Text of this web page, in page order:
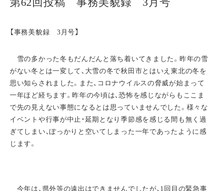
【事務美貌録 3月号】
雪の多かった冬もだんだんと落ち着いてきました。昨年の雪
がない冬とは一変して、大雪の冬で秋田市とはいえ東北の冬を
思い知らされました。また、コロナウイルスの脅威が始まって
一年ほど経ちます。昨年の今頃は、恐怖を感じながらもここま
で先の見えない事態になるとは思っていませんでした。様々な
イベントや行事が中止・延期となり季節感を感じる間も無く過
ぎてしまい、ぽっかりと空いてしまった一年であったように感
じます。
今年は、県外等の遠出はできませんでしたが、1回目の緊急事